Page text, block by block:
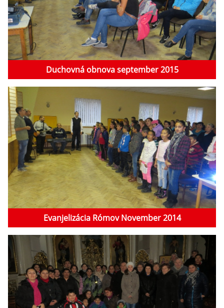
Duchovná obnova september 2015
Evanjelizácia Rómov November 2014